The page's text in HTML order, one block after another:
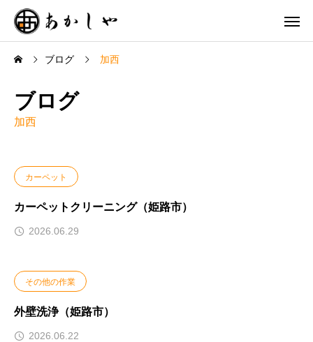
ブログ 加西
ブログ
加西
カーペット
カーペットクリーニング（姫路市）
2026.06.29
その他の作業
外壁洗浄（姫路市）
2026.06.22